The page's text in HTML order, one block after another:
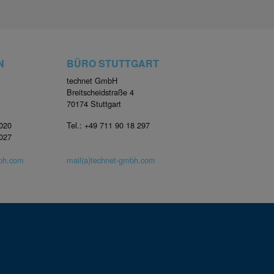
BÜRO STUTTGART
technet GmbH
Breitscheidstraße 4
70174 Stuttgart
Tel.: +49 711 90 18 297
mail(a)technet-gmbh.com